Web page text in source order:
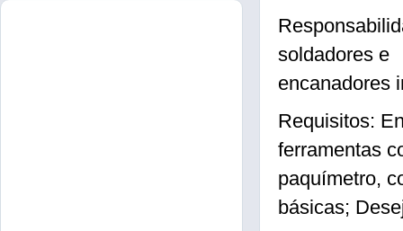
soldadores e
encanadores
Requisitos:
ferramentas
paquímetro,
básicas;